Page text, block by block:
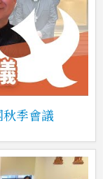
秋季會議